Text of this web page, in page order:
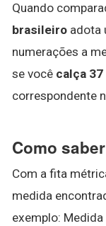
Quando
brasileiro adota
numerações a
se você calça
correspondente
Como
Com a fita
medida
exemplo: